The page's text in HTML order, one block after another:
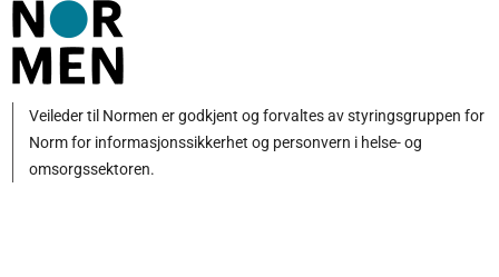
Veileder til Normen er godkjent og forvaltes av styringsgruppen for
Norm for informasjonssikkerhet og personvern i helse- og
omsorgssektoren.